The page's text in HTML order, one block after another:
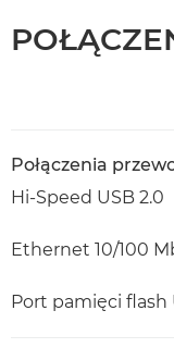
Połączenia
Hi-Speed USB 2.0
Ethernet 10/100
Port pamięci flash